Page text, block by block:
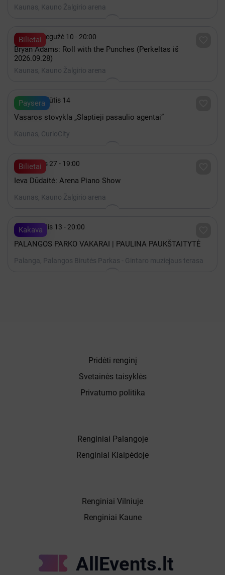
Kaunas, Kauno Žalgirio arena
Bilietai
 2027 Gegužė 10 - 20:00
Bryan Adams: Roll with the Punches (Perkeltas iš
2026.09.28)
Kaunas, Kauno Žalgirio arena
Paysera
 iki Rugpjūtis 14
Vasaros stovykla „Slaptieji pasaulio agentai”
Kaunas, CurioCity
Bilietai
 Gruodis 27 - 19:00
Ieva Dūdaitė: Arena Piano Show
Kaunas, Kauno Žalgirio arena
Kakava
 Rugpjūtis 13 - 20:00
PALANGOS PARKO VAKARAI | PAULINA PAUKŠTAITYTĖ
Palanga, Palangos Birutės Parkas - Gintaro muziejaus terasa
AllEvents.lt
Renginiai Vilniuje
Renginiai Kaune
Renginiai Palangoje
Renginiai Klaipėdoje
Pridėti renginį
Svetainės taisyklės
Privatumo politika